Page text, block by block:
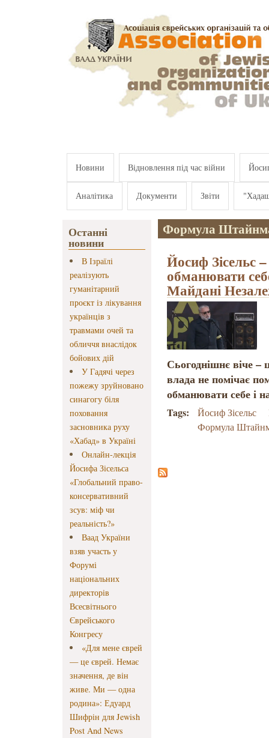
Новини Відновлення під час війни
Аналітика Документи Звіти
Останні
новини
В Ізраїлі
реалізують
гуманітарний
проєкт із лікування
українців з
травмами очей та
обличчя внаслідок
бойових дій
У Гадячі через
пожежу зруйновано
синагогу біля
поховання
засновника руху
«Хабад» в Україні
Онлайн-лекція
Йосифа Зісельса
«Глобальний право-
консервативний
зсув: міф чи
реальність?»
Ваад України
взяв участь у
Форумі
національних
директорів
Всесвітнього
Єврейського
Конгресу
«Для мене єврей
— це єврей. Немає
значення, де він
живе. Ми — одна
родина»: Едуард
Шифрін для Jewish
Post And News
Формула
Йосиф Зісельс
обманювати
Майдані
Сьогоднішнє віче
влада не помічає
обманювати себе і
Tags: Йосиф Зісельс
Формула